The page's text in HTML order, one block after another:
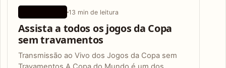
13 min de leitura
Assista a todos os jogos da Copa
sem travamentos
Transmissão ao Vivo dos Jogos da Copa sem